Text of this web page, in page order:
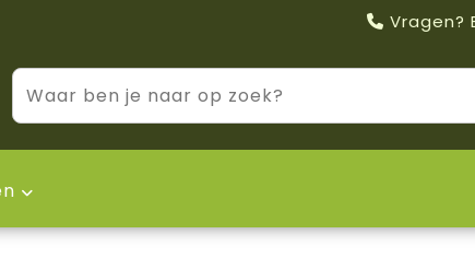
Vragen?